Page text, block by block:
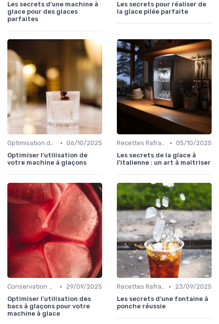
Les secrets d'une machine à
glace pour des glaces
parfaites
Les secrets pour réaliser de
la glace pilée parfaite
Optimisation de Production • 06/10/2025
Optimiser l'utilisation de
votre machine à glaçons
Recettes Rafraîchissantes • 05/10/2025
Les secrets de la glace à
l'italienne : un art à maîtriser
Conservation des Glaçons •
29/09/2025
Optimiser l'utilisation des
bacs à glaçons pour votre
machine à glace
Recettes Rafraîchissantes •
23/09/2025
Les secrets d'une fontaine à
ponche réussie